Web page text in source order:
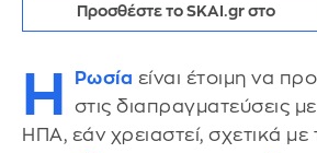
Προσθέστε το SKAI.gr στο
Η Ρωσία είναι έτοιμη να
στις διαπραγματεύσεις
ΗΠΑ, εάν χρειαστεί, σχετικά με